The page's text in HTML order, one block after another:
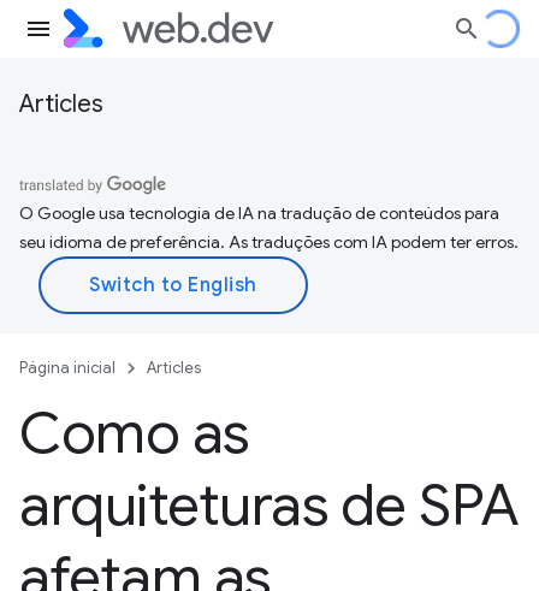
Articles
O Google usa tecnologia de IA na tradução de conteúdos para
seu idioma de preferência. As traduções com IA podem ter erros.
Página inicial Articles
Como as
arquiteturas de SPA